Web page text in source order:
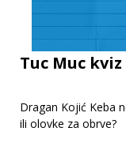
Tuc Muc kviz
Dragan Kojić Keba
ili olovke za obrve?